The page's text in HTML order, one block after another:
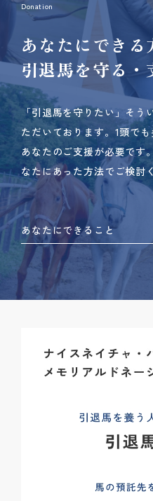
Donation
あなたにできる
引退馬を守る・
「引退馬を守りたい」そう
ただいております。 1頭で
あなたのご支援が必要です。
なたにあった方法でご検討
あなたにできること